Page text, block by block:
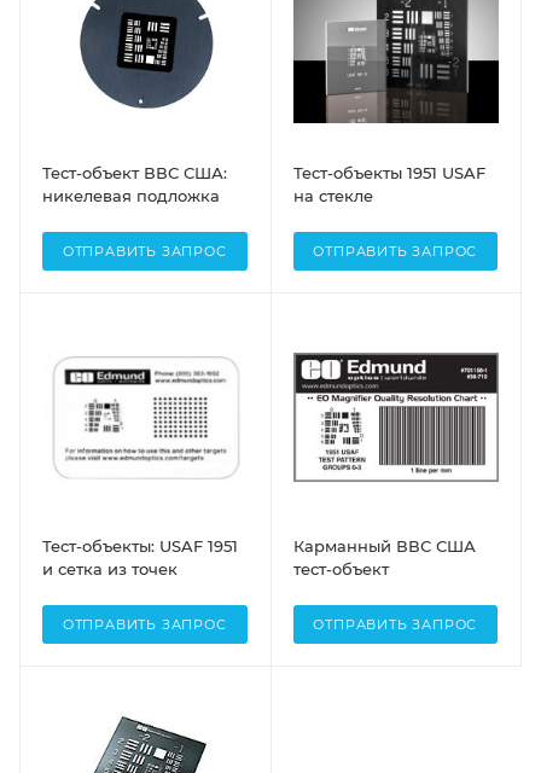
Тест-объект ВВС США:
никелевая подложка
ОТПРАВИТЬ ЗАПРОС
Тест-объекты 1951 USAF
на стекле
ОТПРАВИТЬ ЗАПРОС
Тест-объекты: USAF 1951
и сетка из точек
ОТПРАВИТЬ ЗАПРОС
Карманный ВВС США
тест-объект
ОТПРАВИТЬ ЗАПРОС